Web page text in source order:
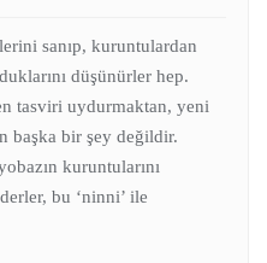
sanıp, kuruntulardan
düşünürler hep.
tasviri uydurmaktan, yeni
başka bir şey değildir.
kuruntularını
bu ‘ninni’ ile